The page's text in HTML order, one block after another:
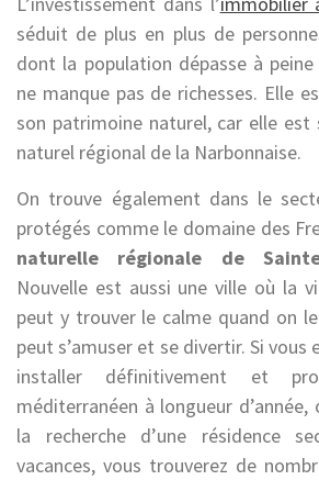
séduit de plus en plus de
dont la population dépasse à
ne manque pas de richesses. Elle
son patrimoine naturel, car elle est
naturel régional de la Narbonnaise.
On trouve également dans le
protégés comme le domaine des
naturelle régionale de
Nouvelle est aussi une ville où la
peut y trouver le calme quand on
peut s’amuser et se divertir. Si vous
installer définitivement et
méditerranéen à longueur
la recherche d’une résidence
vacances, vous trouverez de